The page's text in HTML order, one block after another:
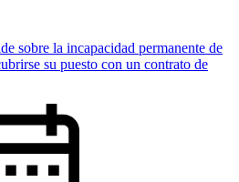
sobre la incapacidad permanente de
su puesto con un contrato de